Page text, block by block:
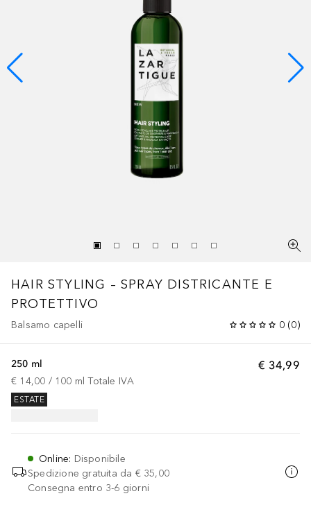
HAIR STYLING – SPRAY DISTRICANTE E
PROTETTIVO
Balsamo capelli 0 (0)
€ 34,99
250 ml
€ 14,00 / 100 ml Totale IVA
ESTATE
Online: Disponibile
Spedizione gratuita da € 35,00
Consegna entro 3-6 giorni